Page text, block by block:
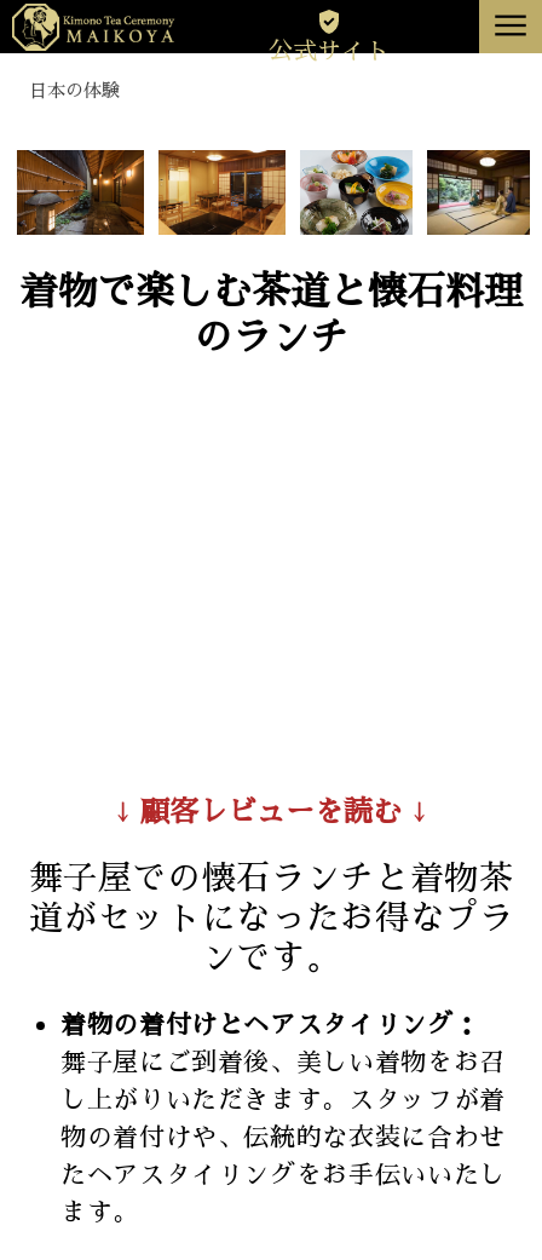
について
キャンセル
公式サイト menu
日本の体験
着物で楽しむ茶道と懐石料理
のランチ
↓ 顧客レビューを読む ↓
舞子屋での懐石ランチと着物茶
道がセットになったお得なプラ
ンです。
着物の着付けとヘアスタイリング：
舞子屋にご到着後、美しい着物をお召
し上がりいただきます。スタッフが着
物の着付けや、伝統的な衣装に合わせ
たヘアスタイリングをお手伝いいたし
ます。